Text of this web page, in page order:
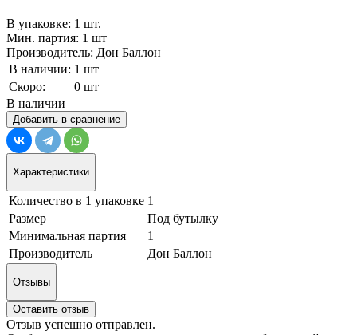
В упаковке: 1 шт.
Мин. партия: 1 шт
Производитель: Дон Баллон
В наличии: 1 шт
Скоро:
0 шт
В наличии
Добавить в сравнение
Характеристики
Количество в 1 упаковке 1
Размер
Под бутылку
Минимальная партия
1
Производитель
Дон Баллон
Отзывы
Оставить отзыв
Отзыв успешно отправлен.